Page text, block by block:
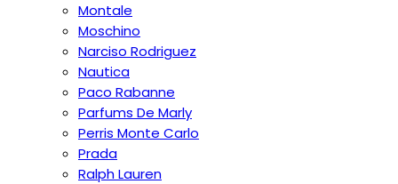
Montale
Moschino
Narciso Rodriguez
Nautica
Paco Rabanne
Parfums De Marly
Perris Monte Carlo
Prada
Ralph Lauren